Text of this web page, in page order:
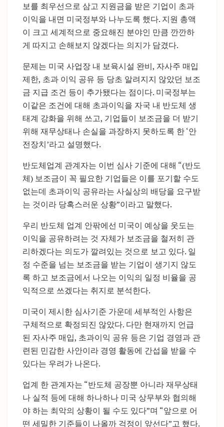
보를 최우선으로 삼고 지원금을 받은 기업이 초과
이익을 내면 미국정부와 나누도록 했다. 지원 총액
이 크고 세계적으로 중요해진 분야인 만큼 깐깐하
게 따지고 손해보지 않겠다는 의지가 담겼다.
문제는 미국 사업장 내 보육시설 완비, 자사주 매입
제한, 초과 이익 공유 등 당초 알려지지 않았던 보조
금 지급 조건 등이 추가됐다는 점이다. 미국정부는
이같은 조건에 대해 초과이익을 자국 내 반도체 생
태계 강화을 위해 쓰고, 기업들이 보조금을 더 받기
위해 재무상태나 손실을 과장하지 못하도록 한 ‘안
전장치’라고 설명했다.
반도체업계 관계자는 이번 심사 기준에 대해 “(반도
체) 보조금이 꼭 필요한 기업들은 이를 포기할 수도
없는데 초과이익 공유라는 사실상의 배당을 요구받
는 것이라 당혹스러운 상황”이라고 말했다.
우리 반도체 업계 안팎에선 미국이 예상을 웃도는
이익을 공유하려는 것 자체가 보조금을 철저히 관
리하겠다는 의도가 깔려있는 것으로 보고 있다. 일
정 수준을 넘는 보조금을 받는 기업이 생기지 않도
록 하고 보조금에서 나오는 이익의 일정 비율을 공
익적으로 쓰겠다는 취지로 분석한다.
미국이 제시한 심사기준 가운데 세부적인 사항은
구체적으로 확정되진 않았다. 다만 현재까지 언급
된 자사주 매입, 초과이익 공유 등은 기업 경영과 관
련된 민감한 사안이라 경영 활동에 간섭을 받을 수
있다는 우려가 나온다.
업계 한 관계자는 “반도체 공장뿐 아니라 재무상태
나 실적 등에 대해 하나하나 미국 상무부와 협의해
야 하는 최악의 상황이 될 수도 있다”며 “앞으로 어
떤 세밀한 기준들이 나올까 걱정이 앞선다”고 했다.